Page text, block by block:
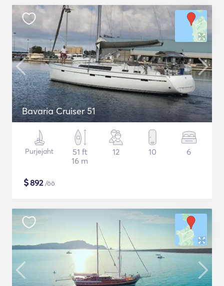
Bavaria Cruiser 51
Purjejaht
51 ft
16 m
12 10 6
$892/öö